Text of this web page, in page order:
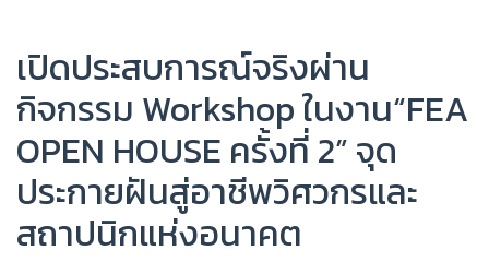
เปิดประสบการณ์จริงผ่าน
กิจกรรม Workshop ในงาน“FEA
OPEN HOUSE ครั้งที่ 2” จุด
ประกายฝันสู่อาชีพวิศวกรและ
สถาปนิกแห่งอนาคต